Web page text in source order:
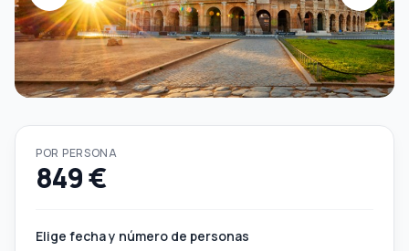
POR PERSONA
849 €
Elige fecha y número de personas